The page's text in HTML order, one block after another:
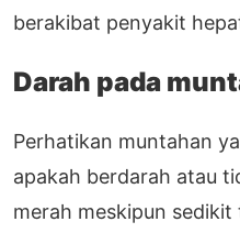
berakibat penyakit
Darah pada
Perhatikan muntahan
apakah berdarah atau
merah meskipun